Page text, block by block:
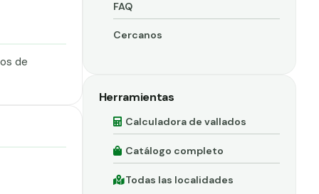
de
FAQ
Cercanos
Herramientas
Calculadora de vallados
Catálogo completo
Todas las localidades